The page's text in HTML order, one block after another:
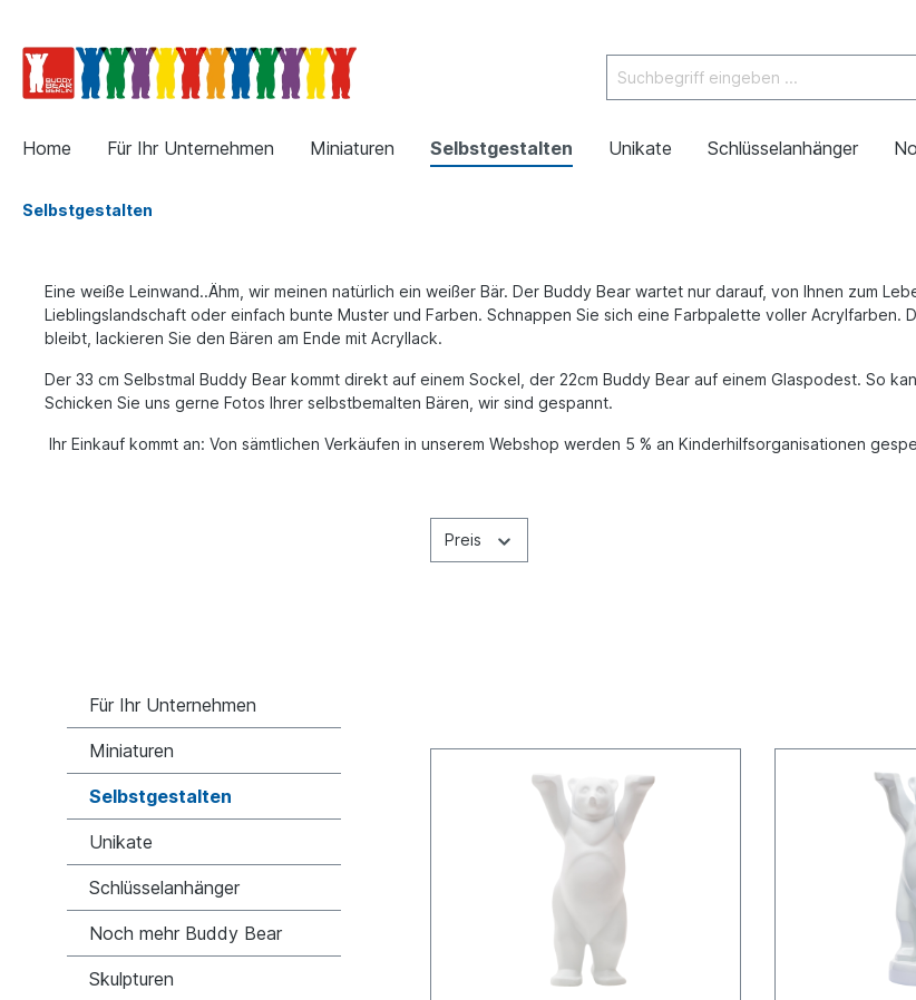
Home Für Ihr Unternehmen Miniaturen Selbstgestalten Unikate Schlüsselanhänger
Selbstgestalten
Eine weiße Leinwand..Ähm, wir meinen natürlich ein weißer Bär. Der Buddy Bear wartet nur darauf, von Ihnen zum
Lieblingslandschaft oder einfach bunte Muster und Farben. Schnappen Sie sich eine Farbpalette voller Acrylfarben.
bleibt, lackieren Sie den Bären am Ende mit Acryllack.
Der 33 cm Selbstmal Buddy Bear kommt direkt auf einem Sockel, der 22cm Buddy Bear auf einem Glaspodest. So
Schicken Sie uns gerne Fotos Ihrer selbstbemalten Bären, wir sind gespannt.
Ihr Einkauf kommt an: Von sämtlichen Verkäufen in unserem Webshop werden 5 % an Kinderhilfsorganisationen
Preis
Für Ihr Unternehmen
Miniaturen
Selbstgestalten
Unikate
Schlüsselanhänger
Noch mehr Buddy Bear
Skulpturen